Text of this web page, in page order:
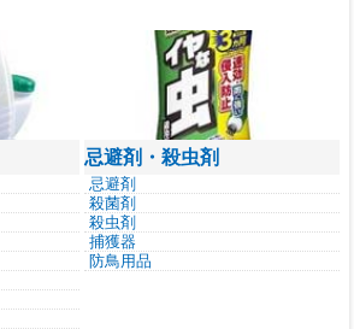
忌避剤・殺虫剤
忌避剤
殺菌剤
殺虫剤
捕獲器
防鳥用品